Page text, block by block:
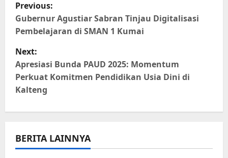
o
s
t
n
a
v
i
Previous:
Gubernur Agustiar Sabran Tinjau Digitalisasi
Pembelajaran di SMAN 1 Kumai
Next:
Apresiasi Bunda PAUD 2025: Momentum
Perkuat Komitmen Pendidikan Usia Dini di
Kalteng
BERITA LAINNYA